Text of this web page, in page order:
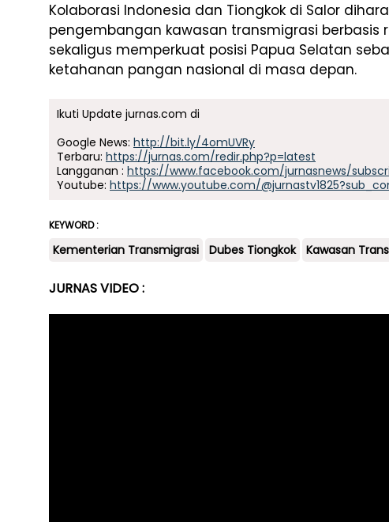
Kolaborasi Indonesia dan Tiongkok di Salor
pengembangan kawasan transmigrasi berbasis
sekaligus memperkuat posisi Papua Selatan
ketahanan pangan nasional di masa depan.
Ikuti Update jurnas.com di
Google News: http://bit.ly/4omUVRy
Terbaru: https://jurnas.com/redir.php?p=latest
Langganan : https://www.facebook.com/jurnasnews/
Youtube: https://www.youtube.com/
KEYWORD :
Kementerian Transmigrasi Dubes Tiongkok Kawasan
JURNAS VIDEO :